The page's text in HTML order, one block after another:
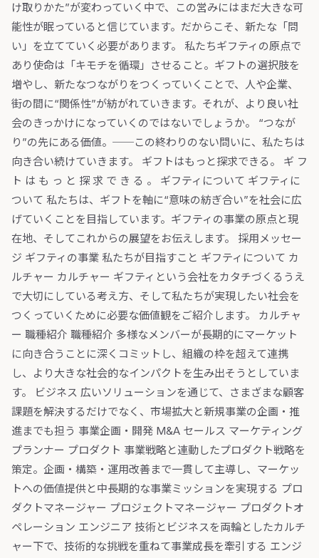
け取りかた”が変わっていく中で、この営みにはまだ大きな可
能性が眠っていると信じています。だからこそ、新たな「問
い」を立てていく必要があります。 私たちギフティの原点で
あり使命は「キモチを循環」させること。ギフトの選択肢を
増やし、新たなつながりをつくっていくことで、人や企業、
街の間に“関係性”が紡がれていきます。それが、より良い社
会のきっかけになっていくのではないでしょうか。 “つなが
り”の先にある価値。──この終わりのない問いに、私たちは
向き合い続けていきます。 ギフトはもっと探求できる。 ギ フ
ト は も っ と 探 求 で き る 。 ギフティについて ギフティに
ついて 私たちは、ギフトを軸に“意味の紡ぎ合い”を社会に広
げていくことを目指しています。ギフティの事業の原点と現
在地、そしてこれからの展望をお伝えします。 採用メッセー
ジ ギフティの事業 私たちが目指すこと ギフティについて カ
ルチャー カルチャー ギフティという会社をカタチづくるうえ
で大切にしている考え方、そして私たちが実現したい社会を
つくっていくために必要な価値観をご紹介します。 カルチャ
ー 職種紹介 職種紹介 多様なメンバーが長期的にマーケット
に向き合うことに深くコミットし、組織の枠を超えて連携
し、より大きな社会的なインパクトを生み出そうとしていま
す。 ビジネス 広いソリューションを通じて、さまざまな顧客
課題を解決するだけでなく、市場拡大と新規事業の企画・推
進までも担う 事業企画・開発 M&A セールス マーケティング
プランナー プロダクト 事業戦略と連動したプロダクト戦略を
策定。企画・構築・運用改善まで一貫して主導し、マーケッ
トへの価値提供と中長期的な事業ミッションを実現する プロ
ダクトマネージャー プロジェクトマネージャー プロダクトオ
ペレーション エンジニア 技術とビジネスを両輪としたカルチ
ャー下で、技術的な挑戦を重ねて事業成長を牽引する エンジ